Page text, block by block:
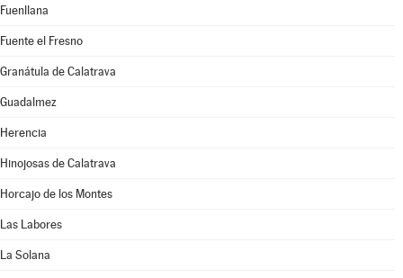
Fuenllana
Fuente el Fresno
Granátula de Calatrava
Guadalmez
Herencia
Hinojosas de Calatrava
Horcajo de los Montes
Las Labores
La Solana